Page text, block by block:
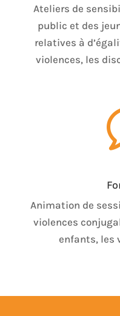
Ateliers de
public et des
relatives à
violences, les
Animation de
violences
enfants, les